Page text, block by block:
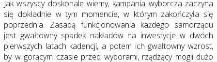
Jak wszyscy doskonale wiemy, kampania wyborcza zaczyna
się dokładnie w tym momencie, w którym zakończyła się
poprzednia. Zasadą funkcjonowania każdego samorządu
jest gwałtowny spadek nakładów na inwestycje w dwóch
pierwszych latach kadencji, a potem ich gwałtowny wzrost,
by w gorącym czasie przed wyborami, rządzący mogli dużo